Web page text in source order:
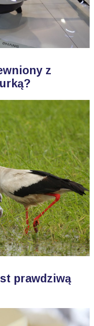
z
prawdziwą